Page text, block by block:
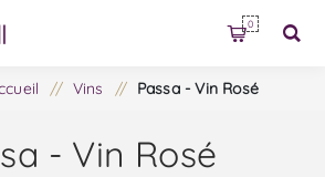
0
/ Vins / Passa - Vin Rosé
- Vin Rosé